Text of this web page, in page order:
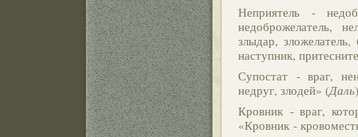
Неприятель -
недоброжелатель,
злыдар,
наступник,
Супостат - враг,
недруг, злодей» (Даль
Кровник - враг,
«Кровник -